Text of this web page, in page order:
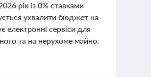
рік із 0% ставками
ухвалити бюджет на
електронні сервіси для
та на нерухоме майно.